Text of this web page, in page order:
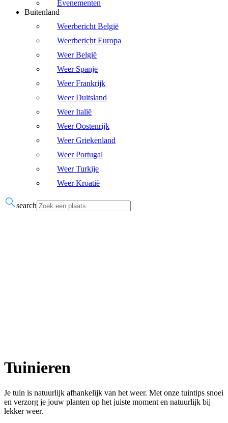
Evenementen
Buitenland
Weerbericht België
Weerbericht Europa
Weer België
Weer Spanje
Weer Frankrijk
Weer Duitsland
Weer Italië
Weer Oostenrijk
Weer Griekenland
Weer Portugal
Weer Turkije
Weer Kroatië
search
Tuinieren
Je tuin is natuurlijk afhankelijk van het weer. Met onze tuintips snoei
en verzorg je jouw planten op het juiste moment en natuurlijk bij
lekker weer.